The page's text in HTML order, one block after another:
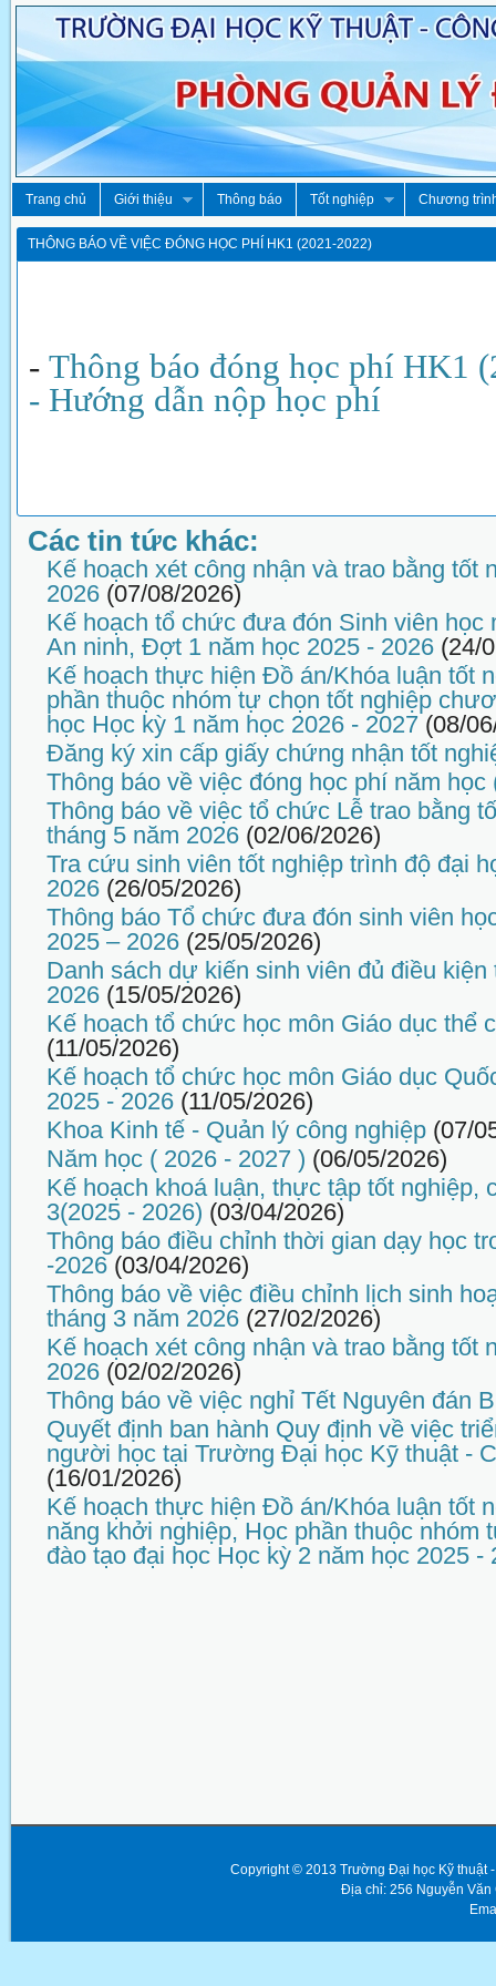
Trang chủ Giới thiệu Thông báo Tốt nghiệp Chương
THÔNG BÁO VỀ VIỆC ĐÓNG HỌC PHÍ HK1 (2021-2022)
- Thông báo đóng học phí HK1
- Hướng dẫn nộp học phí
Các tin tức khác:
Kế hoạch xét công nhận và trao bằng tốt
2026 (07/08/2026)
Kế hoạch tổ chức đưa đón Sinh viên học
An ninh, Đợt 1 năm học 2025 - 2026 (24/
Kế hoạch thực hiện Đồ án/Khóa luận tốt
phần thuộc nhóm tự chọn tốt nghiệp
học Học kỳ 1 năm học 2026 - 2027 (08/
Đăng ký xin cấp giấy chứng nhận tốt
Thông báo về việc đóng học phí năm học
Thông báo về việc tổ chức Lễ trao bằng
tháng 5 năm 2026 (02/06/2026)
Tra cứu sinh viên tốt nghiệp trình độ đại
2026 (26/05/2026)
Thông báo Tổ chức đưa đón sinh viên
2025 – 2026 (25/05/2026)
Danh sách dự kiến sinh viên đủ điều
2026 (15/05/2026)
Kế hoạch tổ chức học môn Giáo dục thể
(11/05/2026)
Kế hoạch tổ chức học môn Giáo dục
2025 - 2026 (11/05/2026)
Khoa Kinh tế - Quản lý công nghiệp (07/
Năm học ( 2026 - 2027 ) (06/05/2026)
Kế hoạch khoá luận, thực tập tốt nghiệp,
3(2025 - 2026) (03/04/2026)
Thông báo điều chỉnh thời gian dạy học
-2026 (03/04/2026)
Thông báo về việc điều chỉnh lịch sinh
tháng 3 năm 2026 (27/02/2026)
Kế hoạch xét công nhận và trao bằng tốt
2026 (02/02/2026)
Thông báo về việc nghỉ Tết Nguyên đán
Quyết định ban hành Quy định về việc
người học tại Trường Đại học Kỹ thuật -
(16/01/2026)
Kế hoạch thực hiện Đồ án/Khóa luận tốt
năng khởi nghiệp, Học phần thuộc
đào tạo đại học Học kỳ 2 năm học 2025 -
Copyright © 2013 Trường Đại học Kỹ thuật
Địa chỉ: 256 Nguyễn Văn